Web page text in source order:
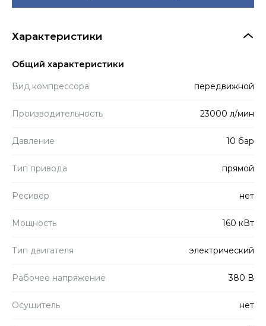
Характеристики
Общий характеристики
Вид компрессора передвижной
Производитель­ность 23000 л/мин
Давление 10 бар
Тип привода прямой
Ресивер нет
Мощность 160 кВт
Тип двигателя электрический
Рабочее напряжение 380 В
Осушитель нет